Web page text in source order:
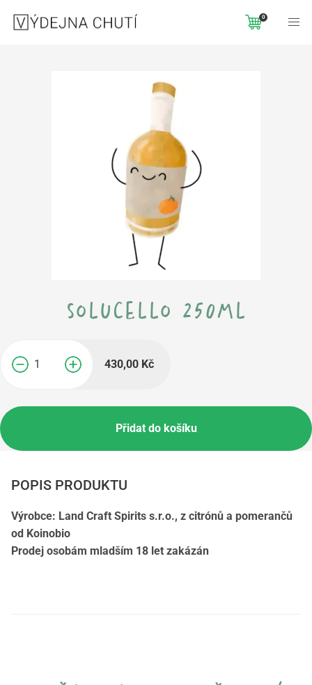
0
solucello 250ml
− + 430,00 Kč
Přidat do košíku
POPIS PRODUKTU
Výrobce: Land Craft Spirits s.r.o., z citrónů a pomerančů
od Koinobio
Prodej osobám mladším 18 let zakázán